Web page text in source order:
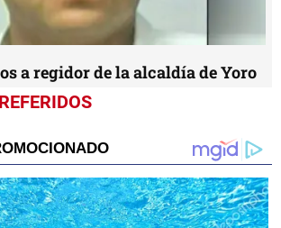
a regidor de la alcaldía de Yoro